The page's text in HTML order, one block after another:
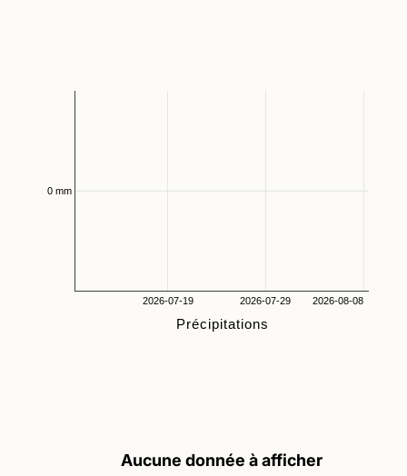
2026-07-19 2026-07-29 2026-08-08
Précipitations
0 mm
Aucune donnée à afficher